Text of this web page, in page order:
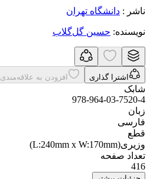
ناشر : دانشگاه تهران
نویسنده: حسین گل‌گلاب
اشترا گذاری افزودن به علاقه‌مندی
شابک
978-964-03-7520-4
زبان
فارسی
قطع
وزیری(L:240mm x W:170mm)
تعداد صفحه
416